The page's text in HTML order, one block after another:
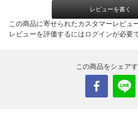
レビューを書く
この商品に寄せられたカスタマーレビュ
レビューを評価するにはログインが必要
この商品をシェア